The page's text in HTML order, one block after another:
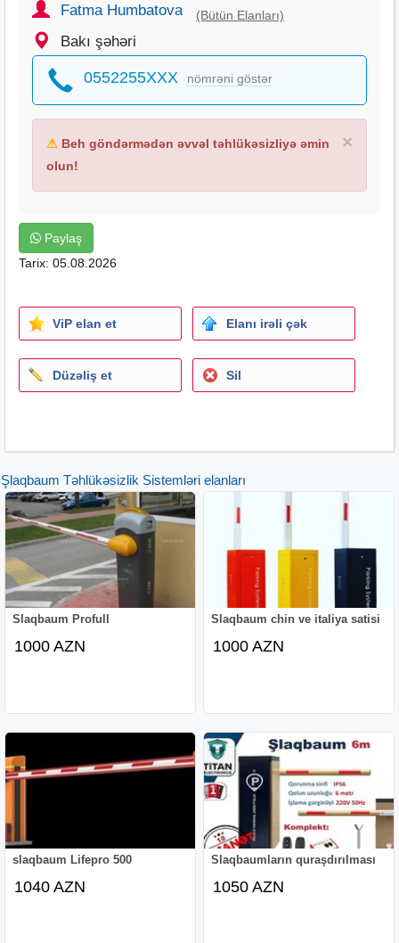
qüvvələrinə və ya nəzarətçilərə giriş icazəsi vermək və ya
qolu bağlamaq üçün asanlıqla əməliyyat etməyə imkan
verir.
Təhlükəsizlik və Nəzarət-Nəqliyyat vasitələrinin yalnız
icazə verilən şəxslər tərəfindən əraziyə daxil olmasını
təmin edir, bununla da təhlükəsizlik səviyyəsini artırır.
Fatma Humbatova (Bütün Elanları)
Bakı şəhəri
0552255XXX nömrəni göstər
×
⚠ Beh göndərmədən əvvəl təhlükəsizliyə əmin
olun!
Paylaş
Tarix: 05.08.2026
ViP elan et Elanı irəli çək
Düzəliş et Sil
Şlaqbaum Təhlükəsizlik Sistemləri elanları
Slaqbaum Profull
1000 AZN
Slaqbaum chin ve italiya satisi
1000 AZN
slaqbaum Lifepro 500
1040 AZN
Slaqbaumların quraşdırılması
1050 AZN